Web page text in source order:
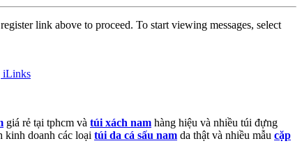
link above to proceed. To start viewing messages, select
iLinks
giá rẻ tại tphcm và túi xách nam hàng hiệu và nhiều túi đựng
kinh doanh các loại túi da cá sấu nam da thật và nhiều mẫu cặp